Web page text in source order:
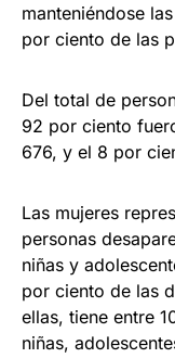
manteniéndose
por ciento de las
Del total de
92 por ciento
676, y el 8 por
Las mujeres
personas
niñas y
por ciento de las
ellas, tiene entre
niñas,